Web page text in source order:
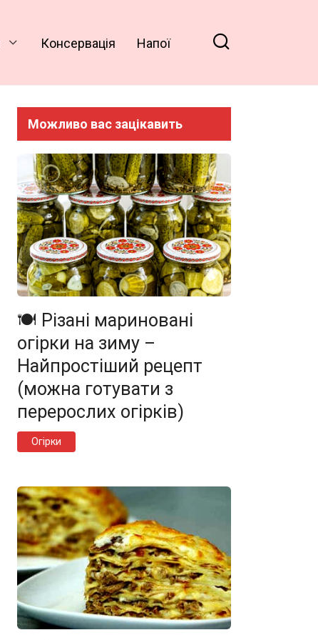
Консервація Напої
Можливо вас зацікавить
🍽️ Різані мариновані
огірки на зиму –
Найпростіший рецепт
(можна готувати з
перерослих огірків)
Огірки